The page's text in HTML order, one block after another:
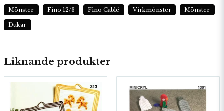
Liknande produkter
Mönster Fino 12/3 Fino Cablé Virkmönster Mönster
Dukar